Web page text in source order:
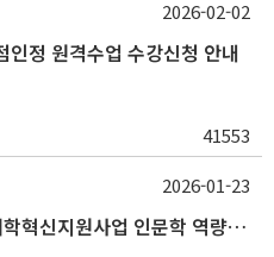
정 원격수업 수강신청 안내
41553
2026-02-02
(~1/30) 2026학년도 1학기 대학혁신지원사업 인문학 역량강화 학업지원금 지원 선발 안내(학·석·박사)
2026-01-23